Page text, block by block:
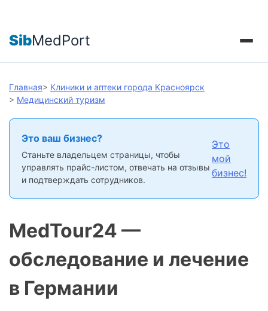
SibMedPort
Главная> Клиники и аптеки города Красноярск
> Медицинский туризм
Это ваш бизнес?
Станьте владельцем страницы, чтобы
управлять прайс-листом, отвечать на отзывы
и подтверждать сотрудников.
Это
мой
бизнес!
MedTour24 —
обследование и лечение
в Германии